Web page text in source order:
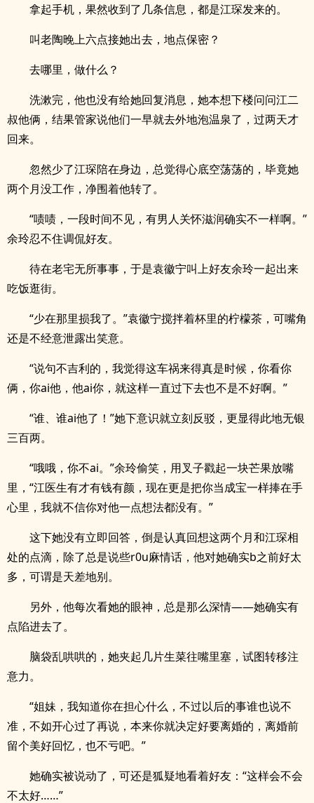
拿起手机，果然收到了几条信息，都是江琛发来的。
叫老陶晚上六点接她出去，地点保密？
去哪里，做什么？
洗漱完，他也没有给她回复消息，她本想下楼问问江二
叔他俩，结果管家说他们一早就去外地泡温泉了，过两天才
回来。
忽然少了江琛陪在身边，总觉得心底空荡荡的，毕竟她
两个月没工作，净围着他转了。
“啧啧，一段时间不见，有男人关怀滋润确实不一样啊。”
余玲忍不住调侃好友。
待在老宅无所事事，于是袁徽宁叫上好友余玲一起出来
吃饭逛街。
“少在那里损我了。”袁徽宁搅拌着杯里的柠檬茶，可嘴角
还是不经意泄露出笑意。
“说句不吉利的，我觉得这车祸来得真是时候，你看你
俩，你ai他，他ai你，就这样一直过下去也不是不好啊。”
“谁、谁ai他了！”她下意识就立刻反驳，更显得此地无银
三百两。
“哦哦，你不ai。”余玲偷笑，用叉子戳起一块芒果放嘴
里，“江医生有才有钱有颜，现在更是把你当成宝一样捧在手
心里，我就不信你对他一点想法都没有。”
这下她没有立即回答，倒是认真回想这两个月和江琛相
处的点滴，除了总是说些r0u麻情话，他对她确实b之前好太
多，可谓是天差地别。
另外，他每次看她的眼神，总是那么深情——她确实有
点陷进去了。
脑袋乱哄哄的，她夹起几片生菜往嘴里塞，试图转移注
意力。
“姐妹，我知道你在担心什么，不过以后的事谁也说不
准，不如开心过了再说，本来你就决定好要离婚的，离婚前
留个美好回忆，也不亏吧。”
她确实被说动了，可还是狐疑地看着好友：“这样会不会
不太好……”